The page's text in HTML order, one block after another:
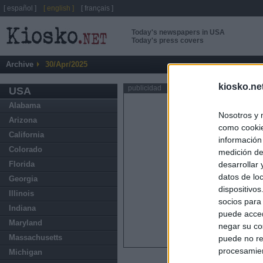
Nosotros y
como
medición
desarrollar
datos de
socios
puede
negar su
puede no
Today's newspapers in USA
Today's press covers
Archive 30/Apr/2025
USA
Alabama
Arizona
California
Colorado
Florida
Georgia
Illinois
Indiana
Maryland
Massachusetts
Michigan
publicidad
[ español ] [ english ] [ français ]